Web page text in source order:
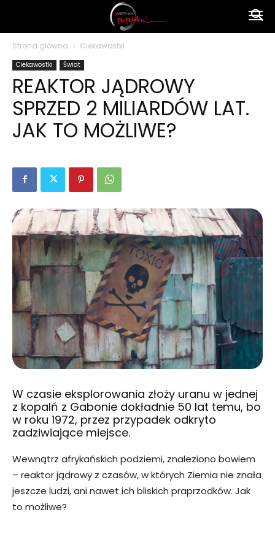
polsku
Strona główna Ciekawostki
Ciekawostki Świat
REAKTOR JĄDROWY
SPRZED 2 MILIARDÓW LAT.
JAK TO MOŻLIWE?
W czasie eksplorowania złoży uranu w jednej
z kopalń z Gabonie dokładnie 50 lat temu, bo
w roku 1972, przez przypadek odkryto
zadziwiające miejsce.
Wewnątrz afrykańskich podziemi, znaleziono bowiem
– reaktor jądrowy z czasów, w których Ziemia nie znała
jeszcze ludzi, ani nawet ich bliskich praprzodków. Jak
to możliwe?